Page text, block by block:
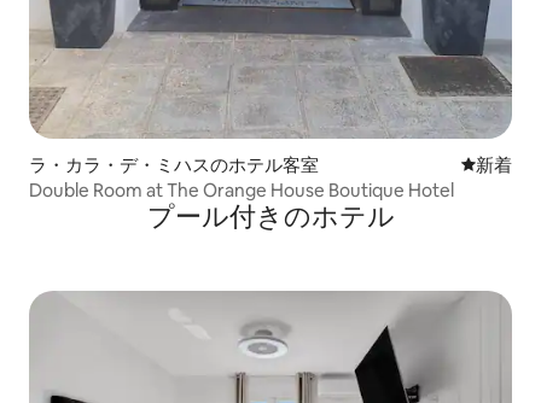
ラ・カラ・デ・ミハスのホテル客室 新しい宿
新着
Double Room at The Orange House Boutique Hotel
プール付きのホ⁠テ⁠ル